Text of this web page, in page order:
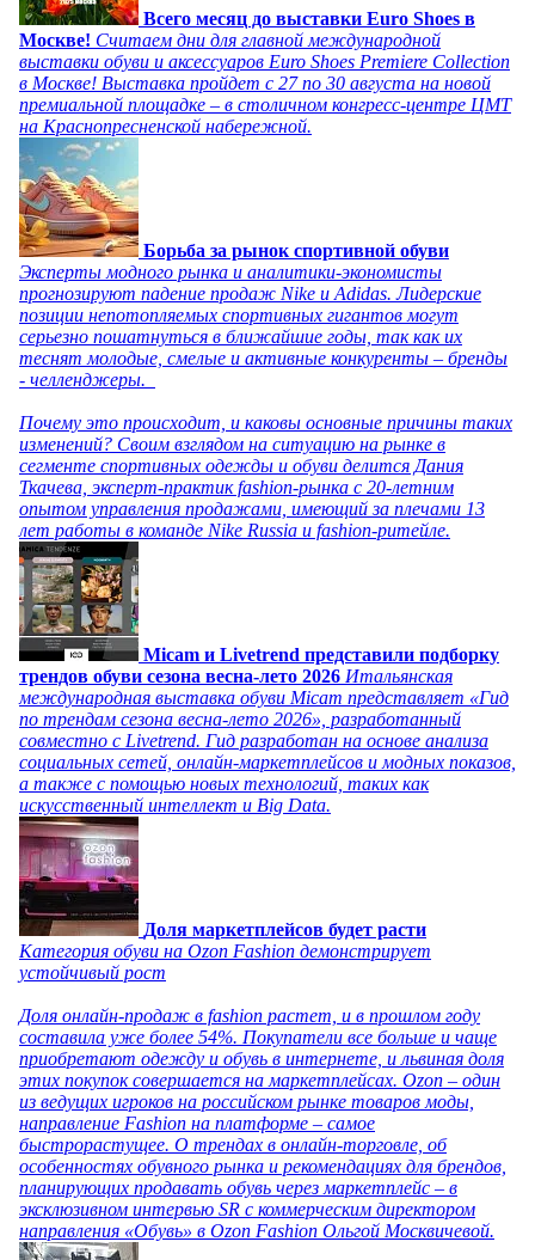
Всего месяц до выставки Euro Shoes в
Москве! Считаем дни для главной международной
выставки обуви и аксессуаров Euro Shoes Premiere Collection
в Москве! Выставка пройдет с 27 по 30 августа на новой
премиальной площадке – в столичном конгресс-центре ЦМТ
на Краснопресненской набережной.
Борьба за рынок спортивной обуви
Эксперты модного рынка и аналитики-экономисты
прогнозируют падение продаж Nike и Adidas. Лидерские
позиции непотопляемых спортивных гигантов могут
серьезно пошатнуться в ближайшие годы, так как их
теснят молодые, смелые и активные конкуренты – бренды
- челленджеры.
Почему это происходит, и каковы основные причины таких
изменений? Своим взглядом на ситуацию на рынке в
сегменте спортивных одежды и обуви делится Дания
Ткачева, эксперт-практик fashion-рынка с 20-летним
опытом управления продажами, имеющий за плечами 13
лет работы в команде Nike Russia и fashion-ритейле.
Micam и Livetrend представили подборку
трендов обуви сезона весна-лето 2026 Итальянская
международная выставка обуви Micam представляет «Гид
по трендам сезона весна-лето 2026», разработанный
совместно с Livetrend. Гид разработан на основе анализа
социальных сетей, онлайн-маркетплейсов и модных показов,
а также с помощью новых технологий, таких как
искусственный интеллект и Big Data.
Доля маркетплейсов будет расти
Категория обуви на Ozon Fashion демонстрирует
устойчивый рост
Доля онлайн-продаж в fashion растет, и в прошлом году
составила уже более 54%. Покупатели все больше и чаще
приобретают одежду и обувь в интернете, и львиная доля
этих покупок совершается на маркетплейсах. Ozon – один
из ведущих игроков на российском рынке товаров моды,
направление Fashion на платформе – самое
быстрорастущее. О трендах в онлайн-торговле, об
особенностях обувного рынка и рекомендациях для брендов,
планирующих продавать обувь через маркетплейс – в
эксклюзивном интервью SR с коммерческим директором
направления «Обувь» в Ozon Fashion Ольгой Москвичевой.